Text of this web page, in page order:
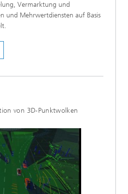
Vermarktung und
und Mehrwertdiensten auf Basis
von 3D-Punktwolken